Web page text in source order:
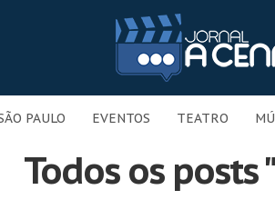
PAULO EVENTOS TEATRO
Todos os posts